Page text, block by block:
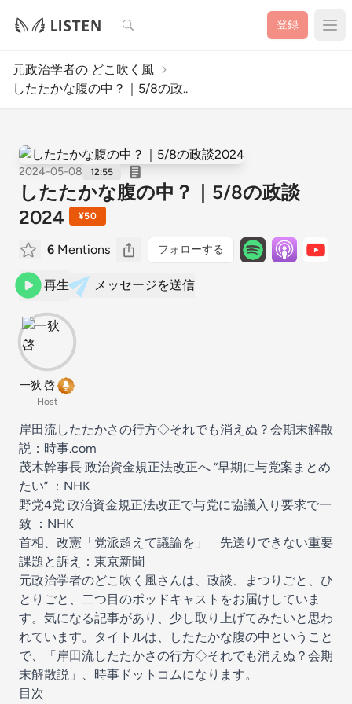
検索 登録
元政治学者の どこ吹く風
したたかな腹の中？｜5/8の政..
2024-05-08 12:55
したたかな腹の中？｜5/8の政談
2024
¥50
6 Mentions フォローする
再生 メッセージを送信
一狄 啓
Host
岸田流したたかさの行方◇それでも消えぬ？会期末解散
説 ：時事.com
茂木幹事長 政治資金規正法改正へ “早期に与党案まとめ
たい” ：NHK
野党4党 政治資金規正法改正で与党に協議入り要求で一
致 ：NHK
首相、改憲「党派超えて議論を」 先送りできない重要
課題と訴え
：東京新聞
元政治学者のどこ吹く風さんは、政談、まつりごと、ひ
とりごと、二つ目のポッドキャストをお届けしていま
す。気になる記事があり、少し取り上げてみたいと思わ
れています。タイトルは、したたかな腹の中ということ
で、「岸田流したたかさの行方◇それでも消えぬ？会期
末解散説」、時事ドットコムになります。
目次